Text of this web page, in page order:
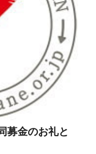
募金のお礼と